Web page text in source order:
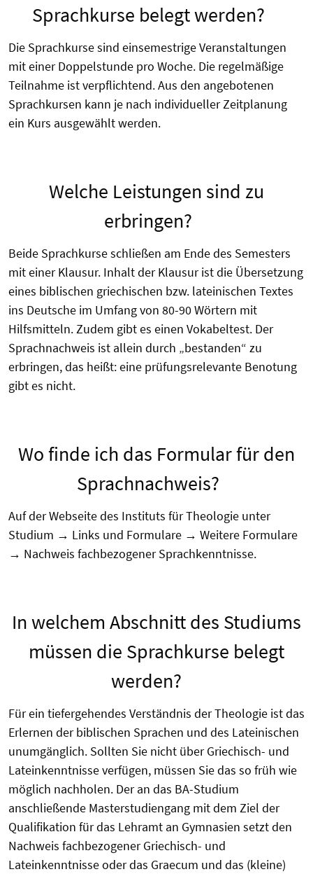
Sprachkurse belegt werden?
Die Sprachkurse sind einsemestrige Veranstaltungen
mit einer Doppelstunde pro Woche. Die regelmäßige
Teilnahme ist verpflichtend. Aus den angebotenen
Sprachkursen kann je nach individueller Zeitplanung
ein Kurs ausgewählt werden.
Welche Leistungen sind zu
erbringen?
Beide Sprachkurse schließen am Ende des Semesters
mit einer Klausur. Inhalt der Klausur ist die Übersetzung
eines biblischen griechischen bzw. lateinischen Textes
ins Deutsche im Umfang von 80-90 Wörtern mit
Hilfsmitteln. Zudem gibt es einen Vokabeltest. Der
Sprachnachweis ist allein durch „bestanden“ zu
erbringen, das heißt: eine prüfungsrelevante Benotung
gibt es nicht.
Wo finde ich das Formular für den
Sprachnachweis?
Auf der Webseite des Instituts für Theologie unter
Studium → Links und Formulare → Weitere Formulare
→ Nachweis fachbezogener Sprachkenntnisse.
In welchem Abschnitt des Studiums
müssen die Sprachkurse belegt
werden?
Für ein tiefergehendes Verständnis der Theologie ist das
Erlernen der biblischen Sprachen und des Lateinischen
unumgänglich. Sollten Sie nicht über Griechisch- und
Lateinkenntnisse verfügen, müssen Sie das so früh wie
möglich nachholen. Der an das BA-Studium
anschließende Masterstudiengang mit dem Ziel der
Qualifikation für das Lehramt an Gymnasien setzt den
Nachweis fachbezogener Griechisch- und
Lateinkenntnisse oder das Graecum und das (kleine)